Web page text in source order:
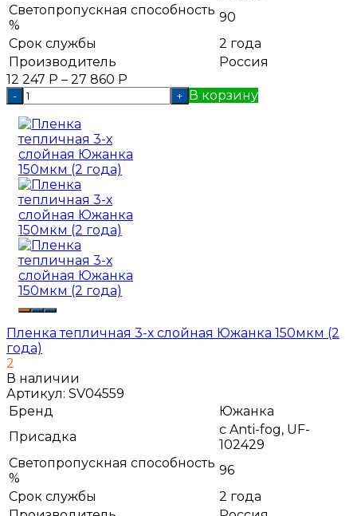
Светопропускная способность
%
90
Срок службы
2 года
Производитель
Россия
12 247 Р – 27 860 Р
- + В корзину
Пленка тепличная 3-х слойная Южанка 150мкм (2
года)
2
В наличии
Артикул: SV04559
Бренд
Южанка
Присадка
с Anti-fog, UF-
102429
Светопропускная способность
%
96
Срок службы
2 года